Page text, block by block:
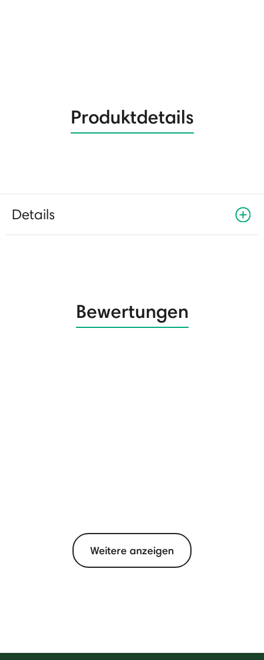
Produktdetails
Details
Bewertungen
Weitere anzeigen